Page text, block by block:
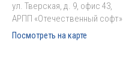
ул. Тверская, д. 9, офис 43,
АРПП «Отечественный софт»
Посмотреть на карте